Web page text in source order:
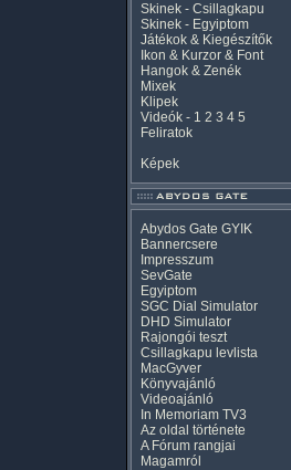
Skinek - Csillagkapu
Skinek - Egyiptom
Játékok & Kiegészítők
Ikon & Kurzor & Font
Hangok & Zenék
Mixek
Klipek
Videók - 1 2 3 4 5
Feliratok
Képek
Abydos Gate GYIK
Bannercsere
Impresszum
SevGate
Egyiptom
SGC Dial Simulator
DHD Simulator
Rajongói teszt
Csillagkapu levlista
MacGyver
Könyvajánló
Videoajánló
In Memoriam TV3
Az oldal története
A Fórum rangjai
Magamról